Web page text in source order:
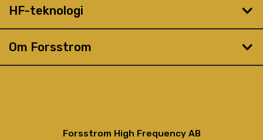
HF-teknologi
Om Forsstrom
Forsstrom High Frequency AB